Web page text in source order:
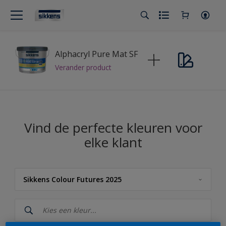
Alphacryl Pure Mat SF
Verander product
Vind de perfecte kleuren voor
elke klant
Sikkens Colour Futures 2025
Sikkens